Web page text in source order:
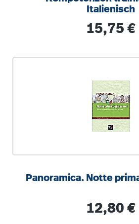
Italienisch
Regulärer
15,75 €
Panoramica. Notte
Regulärer
12,80 €